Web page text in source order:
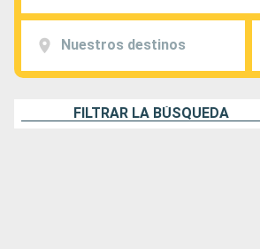
Nuestros destinos
FILTRAR LA BÚSQUEDA